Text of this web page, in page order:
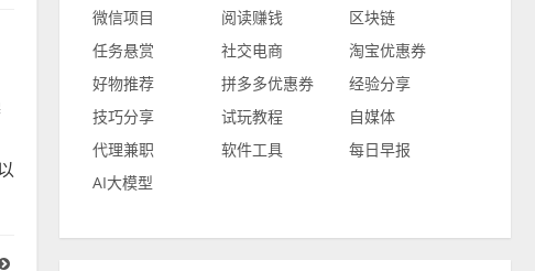
微信项目
阅读赚钱
区块链
任务悬赏
社交电商
淘宝优惠券
好物推荐
拼多多优惠券
经验分享
技巧分享
试玩教程
自媒体
代理兼职
软件工具
每日早报
AI大模型